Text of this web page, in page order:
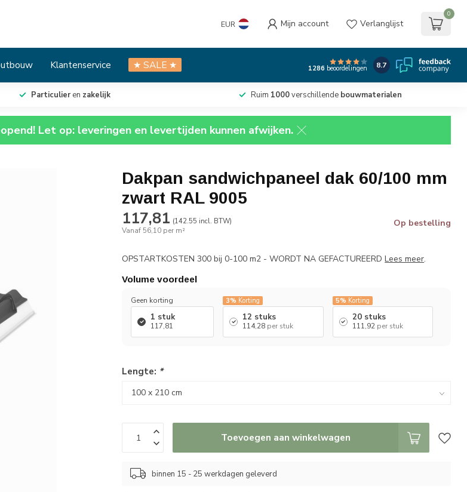
EUR Mijn account Verlanglijst
0
Klantenservice ★ SALE ★ 1286 beoordelingen 8.7
Particulieren zakelijk Ruim 1000verschillende bouwmaterialen
Let op: leveringen en levertijden kunnen afwijken.
Dakpan sandwichpaneel dak 60/100 mm
zwart RAL 9005
117,81 (142.55 incl. BTW)
Vanaf 56,10 per m²
Op bestelling
OPSTARTKOSTEN 300 bij 0-100 m2 - WORDT NA GEFACTUREERDLees meer.
Volume voordeel
Geen korting
1 stuk
117,81
3% Korting
12 stuks
114,28 per stuk
5% Korting
20 stuks
111,92 per stuk
Lengte: *
Toevoegen aan winkelwagen
binnen 15 - 25 werkdagen geleverd